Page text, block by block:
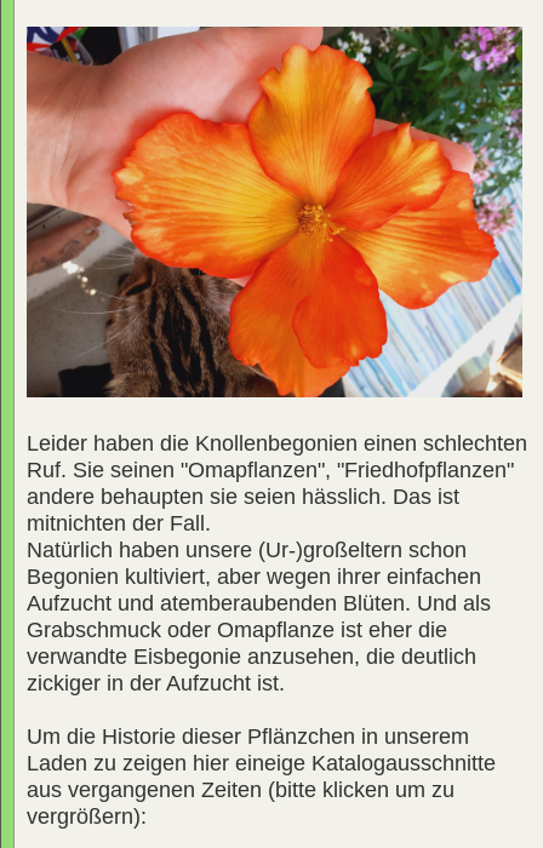
Leider haben die Knollenbegonien einen schlechten
Ruf. Sie seinen "Omapflanzen", "Friedhofpflanzen"
andere behaupten sie seien hässlich. Das ist
mitnichten der Fall.
Natürlich haben unsere (Ur-)großeltern schon
Begonien kultiviert, aber wegen ihrer einfachen
Aufzucht und atemberaubenden Blüten. Und als
Grabschmuck oder Omapflanze ist eher die
verwandte Eisbegonie anzusehen, die deutlich
zickiger in der Aufzucht ist.
Um die Historie dieser Pflänzchen in unserem
Laden zu zeigen hier eineige Katalogausschnitte
aus vergangenen Zeiten (bitte klicken um zu
vergrößern):